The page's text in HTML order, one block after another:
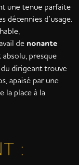
une tenue parfaite
décennies d’usage.
de nonante
absolu, presque
dirigeant trouve
apaisé par une
la place à la
: